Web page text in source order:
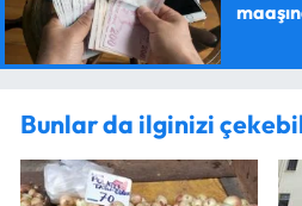
Bunlar da ilginizi